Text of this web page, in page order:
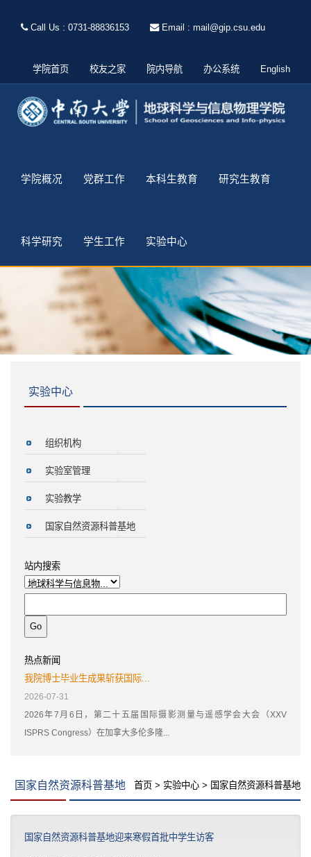
Call Us : 0731-88836153 Email : mail@gip.csu.edu
学院首页 校友之家 院内导航 办公系统 English
学院概况 党群工作 本科生教育 研究生教育
科学研究 学生工作 实验中心
实验中心
组织机构
实验室管理
实验教学
国家自然资源科普基地
站内搜索
热点新闻
我院博士毕业生成果斩获国际...
2026-07-31
2026年7月6日，第二十五届国际摄影测量与遥感学会大会（XXV
ISPRS Congress）在加拿大多伦多隆...
国家自然资源科普基地 首页 > 实验中心 > 国家自然资源科普基地
国家自然资源科普基地迎来寒假首批中学生访客